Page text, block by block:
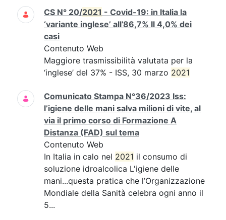
CS N° 20/2021 - Covid-19: in Italia la
‘variante inglese’ all’86,7% Il 4,0% dei
casi
Contenuto Web
Maggiore trasmissibilità valutata per la
‘inglese’ del 37% - ISS, 30 marzo 2021
Comunicato Stampa N°36/2023 Iss:
l’igiene delle mani salva milioni di vite, al
via il primo corso di Formazione A
Distanza (FAD) sul tema
Contenuto Web
In Italia in calo nel 2021 il consumo di
soluzione idroalcolica L'igiene delle
mani...questa pratica che l’Organizzazione
Mondiale della Sanità celebra ogni anno il
5...